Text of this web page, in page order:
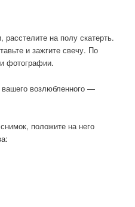
на полу скатерть.
и зажгите свечу. По
фотографии.
возлюбленного —
положите на него